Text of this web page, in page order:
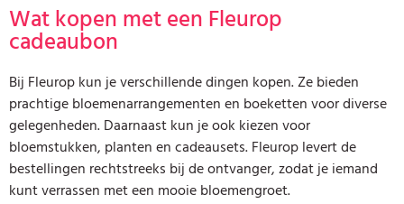
Wat kopen met een Fleurop
cadeaubon
Bij Fleurop kun je verschillende dingen kopen. Ze bieden
prachtige bloemenarrangementen en boeketten voor diverse
gelegenheden. Daarnaast kun je ook kiezen voor
bloemstukken, planten en cadeausets. Fleurop levert de
bestellingen rechtstreeks bij de ontvanger, zodat je iemand
kunt verrassen met een mooie bloemengroet.